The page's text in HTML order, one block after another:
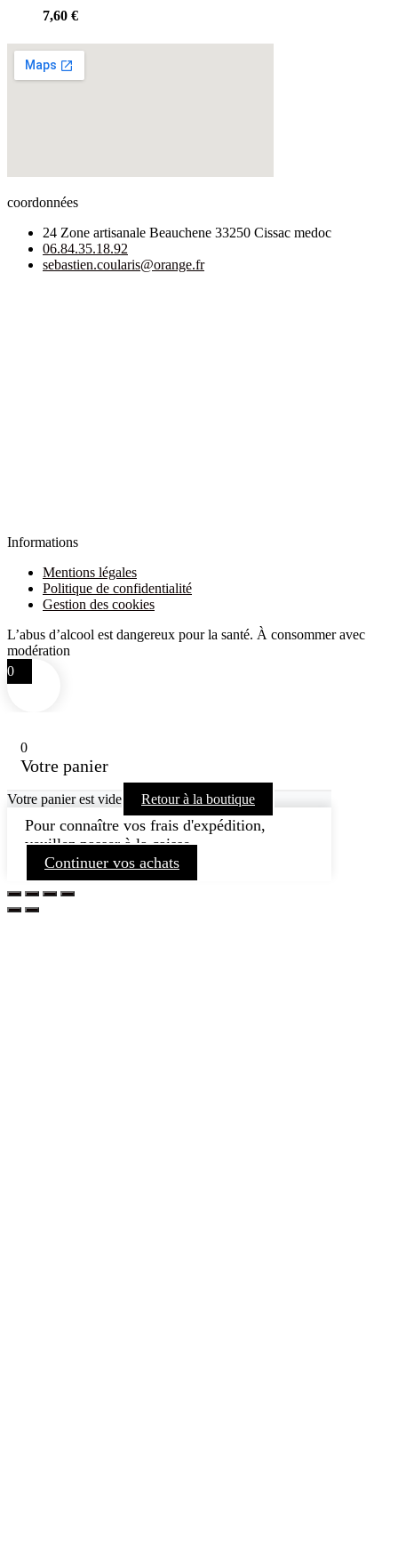
7,60 €
coordonnées
24 Zone artisanale Beauchene 33250 Cissac medoc
06.84.35.18.92
sebastien.coularis@orange.fr
Informations
Mentions légales
Politique de confidentialité
Gestion des cookies
L’abus d’alcool est dangereux pour la santé. À consommer avec
modération
0
0
Votre panier
Votre panier est vide Retour à la boutique
Pour connaître vos frais d'expédition,
veuillez passer à la caisse.
Continuer vos achats